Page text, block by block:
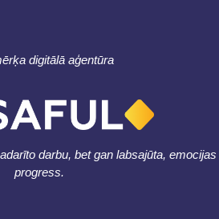
digitālā aģentūra
darbu, bet gan labsajūta, emocijas
progress.